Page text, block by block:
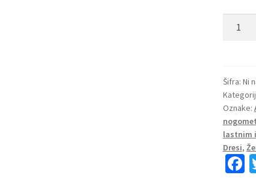
za
Kratek
Rokav
količina
Šifra: Ni
Oznake:
lastnim
Dresi,